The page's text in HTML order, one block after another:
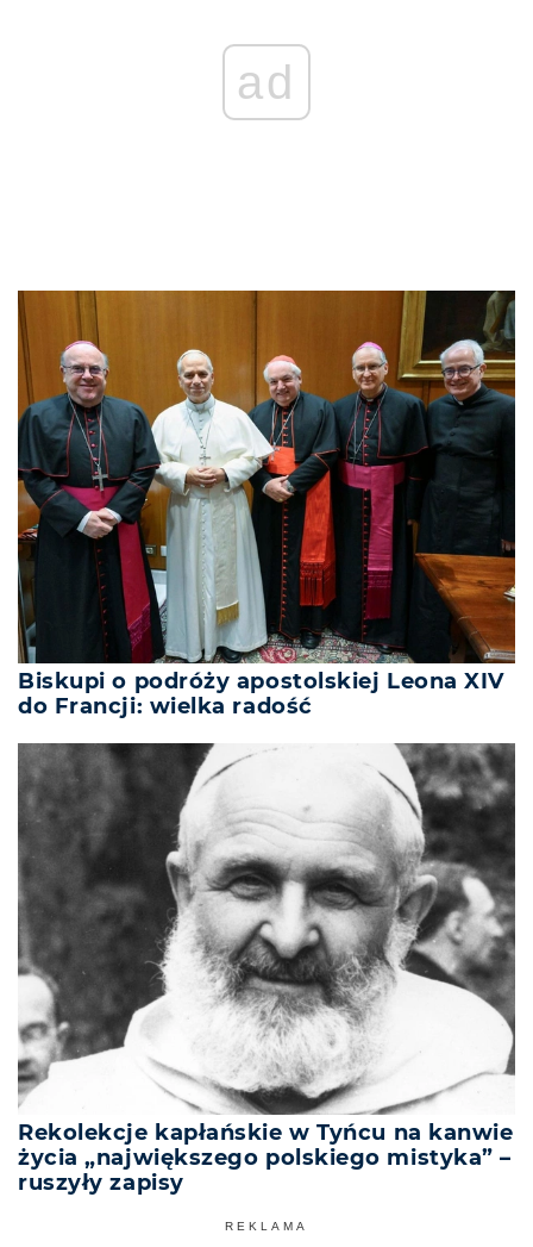
ad
Biskupi o podróży apostolskiej Leona XIV
do Francji: wielka radość
Rekolekcje kapłańskie w Tyńcu na kanwie
życia „największego polskiego mistyka” –
ruszyły zapisy
REKLAMA